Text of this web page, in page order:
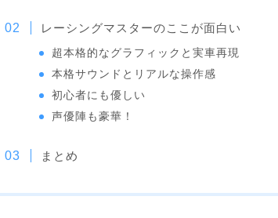
レーシングマスターのここが面白い
超本格的なグラフィックと実車再現
本格サウンドとリアルな操作感
初心者にも優しい
声優陣も豪華！
まとめ